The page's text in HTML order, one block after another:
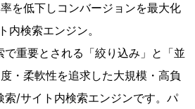
を低下しコンバージョンを最大化
内検索エンジン。
で重要とされる「絞り込み」と「並
・柔軟性を追求した大規模・高負
索/サイト内検索エンジンです。パ